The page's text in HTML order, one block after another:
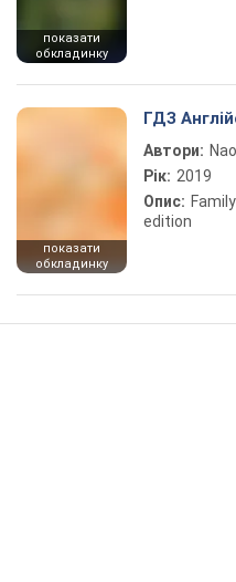
показати
обкладинку
показати
обкладинку
ГДЗ
Автори:
Рік: 2019
Опис:
edition